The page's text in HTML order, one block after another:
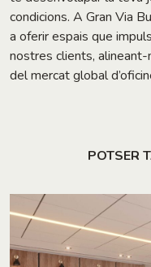
condicions. A Gran Via
a oferir espais que
nostres clients,
del mercat global
POTSER